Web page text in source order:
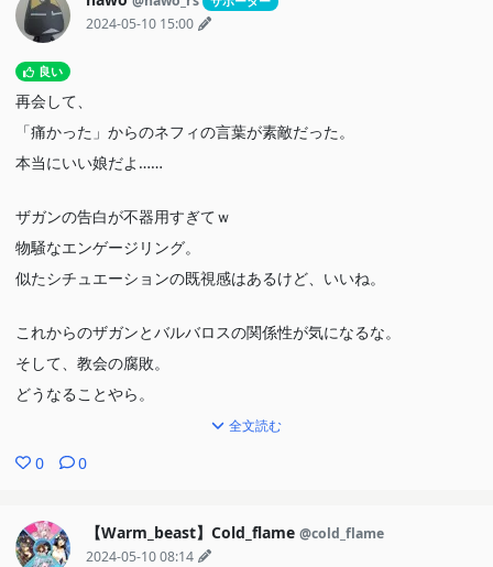
2024-05-10 15:00
良い
再会して、
「痛かった」からのネフィの言葉が素敵だった。
本当にいい娘だよ……
ザガンの告白が不器用すぎてｗ
物騒なエンゲージリング。
似たシチュエーションの既視感はあるけど、いいね。
これからのザガンとバルバロスの関係性が気になるな。
そして、教会の腐敗。
どうなることやら。
全文読む
0 0
【Warm_beast】Cold_flame @cold_flame
2024-05-10 08:14